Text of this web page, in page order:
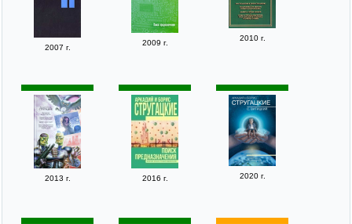
2007 г.
2009 г.
2010 г.
2013 г. 2016 г. 2020 г.